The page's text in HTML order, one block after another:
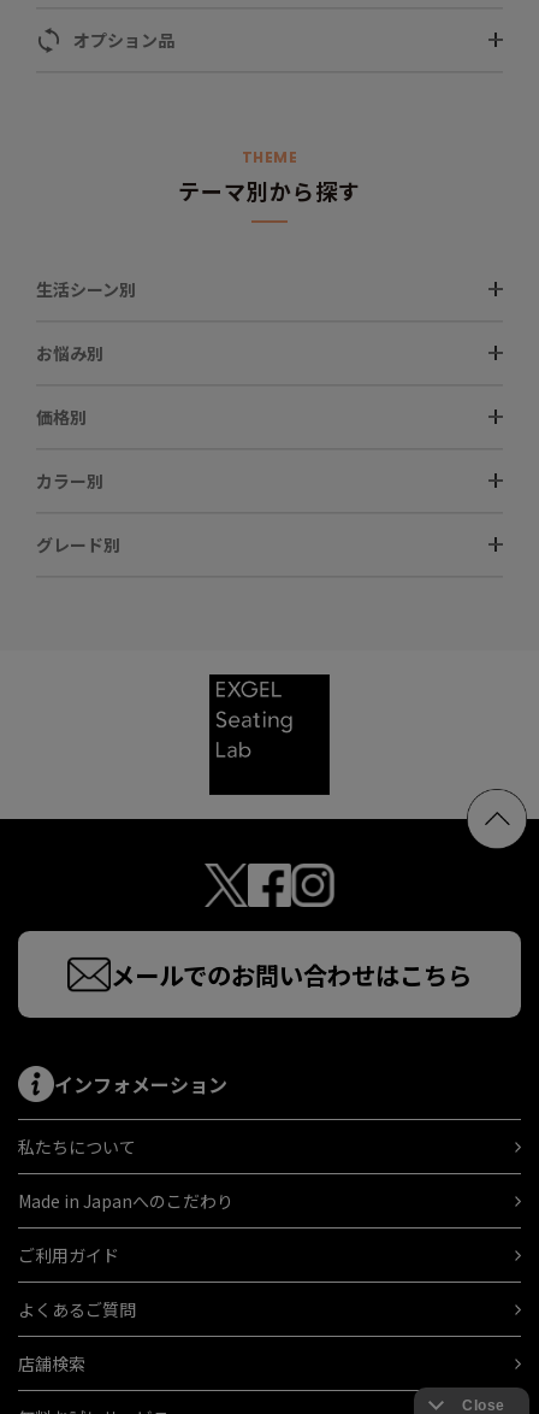
オプション品
THEME
テーマ別から探す
生活シーン別
お悩み別
価格別
カラー別
グレード別
メールでのお問い合わせはこちら
インフォメーション
私たちについて
Made in Japanへのこだわり
ご利用ガイド
よくあるご質問
店舗検索